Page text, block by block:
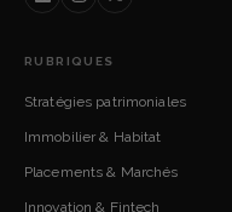
RUBRIQUES
Stratégies patrimoniales
Immobilier & Habitat
Placements & Marchés
Innovation & Fintech